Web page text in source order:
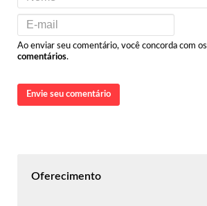
Ao enviar seu comentário, você concorda com os
comentários.
Envie seu comentário
Oferecimento